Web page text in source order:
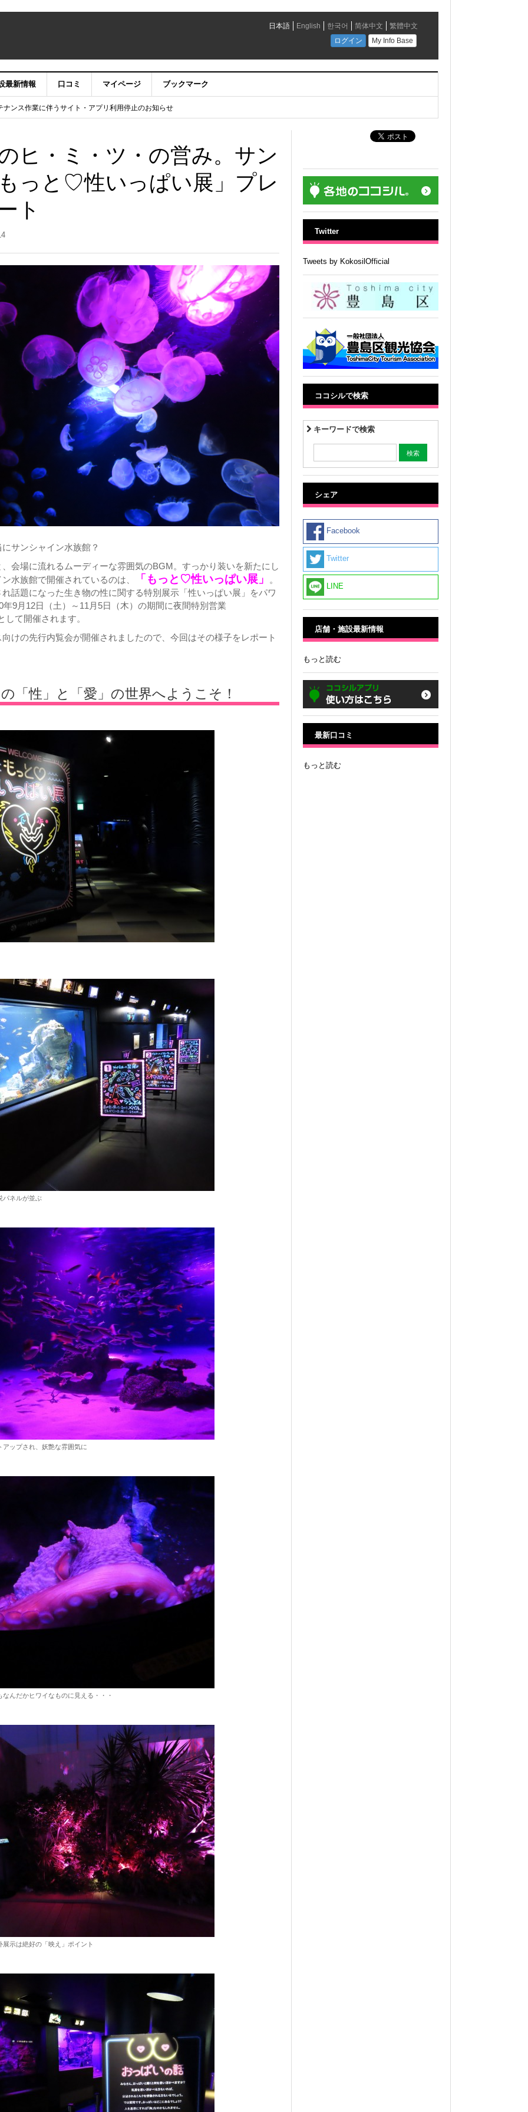
最新情報 口コミ マイページ ブックマーク
ンス作業に伴うサイト・アプリ利用停止のお知らせ
時】ココシル：アカウントサービス移行のお知らせ
皆様を応援させていただきたい！」
ヒ・ミ・ツ・の営み。サン
っと♡性いっぱい展」プレ
ト
サンシャイン水族館？
会場に流れるムーディーな雰囲気のBGM。すっかり装いを新たにし
水族館で開催されているのは、
「もっと♡性いっぱい展」
。
話題になった生き物の性に関する特別展示「性いっぱい展」をパワ
年9月12日（土）～11月5日（木）の期間に夜間特別営業
して開催されます。
けの先行内覧会が開催されましたので、今回はその様子をレポート
「性」と「愛」の世界へようこそ！
パネルが並ぶ
アップされ、妖艶な雰囲気に
んだかヒワイなものに見える・・・
示は絶好の「映え」ポイント
Twitter
Tweets by KokosilOfficial
ココシルで検索
キーワードで検索
シェア
Facebook
Twitter
LINE
店舗・施設最新情報
もっと読む
最新口コミ
もっと読む